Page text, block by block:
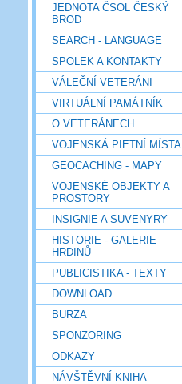
JEDNOTA ČSOL ČESKÝ
BROD
SEARCH - LANGUAGE
SPOLEK A KONTAKTY
VÁLEČNÍ VETERÁNI
VIRTUÁLNÍ PAMÁTNÍK
O VETERÁNECH
VOJENSKÁ PIETNÍ MÍSTA
GEOCACHING - MAPY
VOJENSKÉ OBJEKTY A
PROSTORY
INSIGNIE A SUVENYRY
HISTORIE - GALERIE
HRDINŮ
PUBLICISTIKA - TEXTY
DOWNLOAD
BURZA
SPONZORING
ODKAZY
NÁVŠTĚVNÍ KNIHA